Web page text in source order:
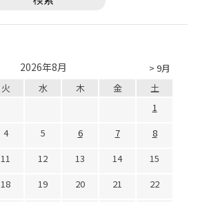
> 9月
2026年8月
火 水 木 金
土
1
4 5 6 7
8
11 12 13 14
15
18 19 20 21
22